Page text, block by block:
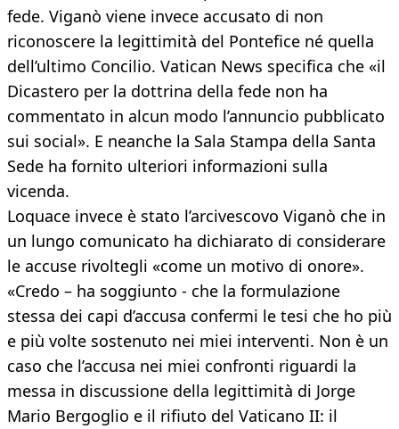
fede. Viganò viene invece accusato di non
riconoscere la legittimità del Pontefice né quella
dell’ultimo Concilio. Vatican News specifica che «il
Dicastero per la dottrina della fede non ha
commentato in alcun modo l’annuncio pubblicato
sui social». E neanche la Sala Stampa della Santa
Sede ha fornito ulteriori informazioni sulla
vicenda.
Loquace invece è stato l’arcivescovo Viganò che in
un lungo comunicato ha dichiarato di considerare
le accuse rivoltegli «come un motivo di onore».
«Credo – ha soggiunto - che la formulazione
stessa dei capi d’accusa confermi le tesi che ho più
e più volte sostenuto nei miei interventi. Non è un
caso che l’accusa nei miei confronti riguardi la
messa in discussione della legittimità di Jorge
Mario Bergoglio e il rifiuto del Vaticano II: il